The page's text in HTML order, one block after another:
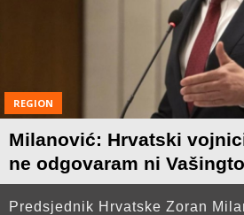
REGION
Milanović: Hrvatski
ne odgovaram ni
Predsjednik Hrvatske Zoran